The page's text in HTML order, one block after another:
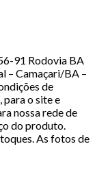
91 Rodovia BA
– Camaçari/BA –
de
para o site e
nossa rede de
do produto.
As fotos de